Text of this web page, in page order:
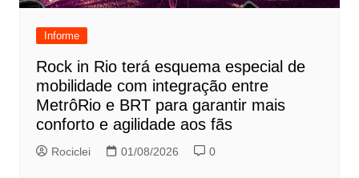
Informe
Rock in Rio terá esquema especial de
mobilidade com integração entre
MetrôRio e BRT para garantir mais
conforto e agilidade aos fãs
Rociclei 01/08/2026 0